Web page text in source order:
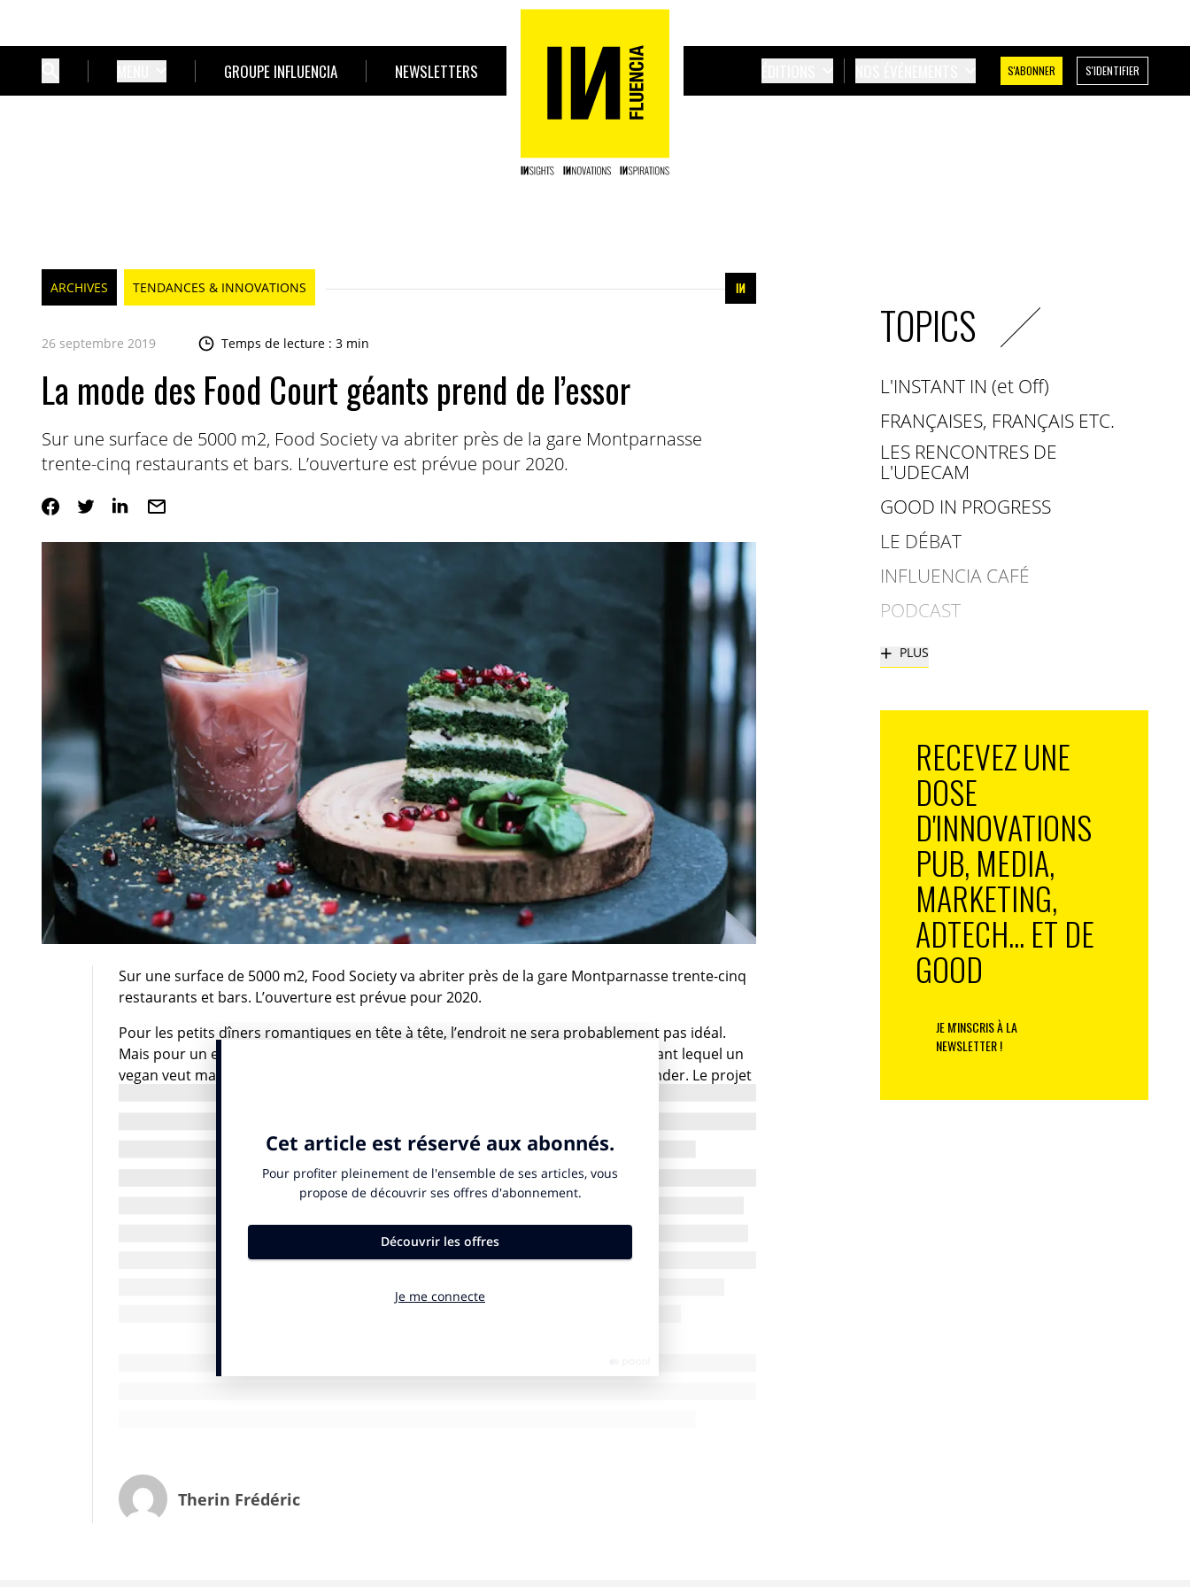
GROUPE INFLUENCIA NEWSLETTERS S'ABONNER S'IDENTIFIER
ARCHIVES TENDANCES & INNOVATIONS
26 septembre 2019 Temps de lecture : 3 min
La mode des Food Court géants prend de l’essor
Sur une surface de 5000 m2, Food Society va abriter près de la gare Montparnasse
trente-cinq restaurants et bars. L’ouverture est prévue pour 2020.
Sur une surface de 5000 m2, Food Society va abriter près de la gare Montparnasse trente-cinq
restaurants et bars. L’ouverture est prévue pour 2020.
Pour les petits dîners romantiques en tête à tête, l’endroit ne sera probablement pas idéal.
Mais pour un encas entre potes, une bonne bouffe sur le pouce ou un repas durant lequel un
vegan veut manger avec un amateur de steak saignant, l’adresse est à recommander. Le projet
abriter trente-cinq restaurants et bars. L’idée est de proposer aux parisiens et aux touristes
brunch pour le petit-déjeuner, au déjeuner rapide en passant par le cocktail festif et le dîner
copieux, il y en aura pour tous les goûts.
Des spécialistes du fooding appelés à la rescousse
Westfield possède pas moins de 92 centres commerciaux dans douze pays qui sont visités
future Food Society ,ce géant a décidé de s’associer avec deux partenaires spécialisés dans le «
graphiste de formation a fondé en 2015 le Food Market. Ce marché de cuisine de rue, qui
comprend vingt stands offrant une variété de cuisines de différents pays, est organisé un jeudi
Therin Frédéric
TOPICS
L'INSTANT IN (et Off)
FRANÇAISES, FRANÇAIS ETC.
LES RENCONTRES DE
L'UDECAM
GOOD IN PROGRESS
LE DÉBAT
INFLUENCIA CAFÉ
PODCAST
+ PLUS
RECEVEZ UNE
DOSE
D'INNOVATIONS
PUB, MEDIA,
MARKETING,
ADTECH... ET DE
GOOD
JE M'INSCRIS À LA
NEWSLETTER !